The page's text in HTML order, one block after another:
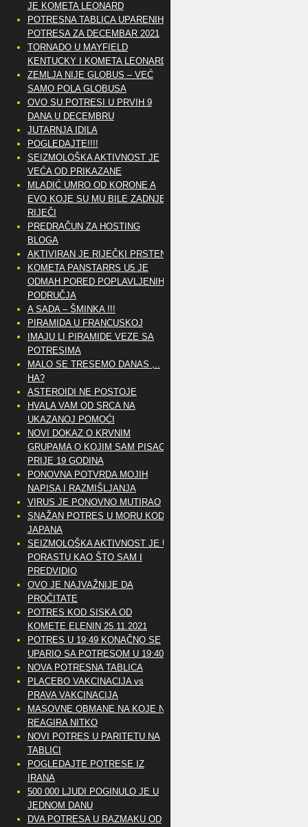
JE KOMETA LEONARD
POTRESNA TABLICA UPARENIH
POTRESA ZA DECEMBAR 2021
TORNADO U MAYFIELD
KENTUCKY I KOMETA LEONARD
ZEMLJA NIJE GLOBUS – VEĆ
SAMO POLA GLOBUSA
OVO SU POTRESI U PRVIH 9
DANA U DECEMBRU
JUTARNJA IDILA
POGLEDAJTE!!!!
SEIZMOLOŠKA AKTIVNOST JE
VEĆA OD PRIKAZANE
MLADIĆ UMRO OD KORONE A
EVO KOJE SU MU BILE ZADNJE
RIJEČI
PREDRAČUN ZA HOSTING
BLOGA
AKTIVIRAN JE RIJEČKI PRSTEN
KOMETA PANSTARRS U5 JE
ODMAH PORED POPLAVLJENIH
PODRUČJA
A SADA – ŠMINKA !!!
PIRAMIDA U FRANCUSKOJ
IMAJU LI PIRAMIDE VEZE SA
POTRESIMA
MALO SE TRESEMO DANAS ,..
HA?
ASTEROIDI NE POSTOJE
HVALA VAM OD SRCA NA
UKAZANOJ POMOĆI
NOVI DOKAZ O KRVNIM
GRUPAMA O KOJIM SAM PISAO
PRIJE 19 GODINA
PONOVNA POTVRDA MOJIH
NAPISA I RAZMIŠLJANJA
VIRUS JE PONOVNO MUTIRAO
SNAŽAN POTRES U MORU KOD
JAPANA
SEIZMOLOŠKA AKTIVNOST JE U
PORASTU KAO ŠTO SAM I
PREDVIDIO
OVO JE NAJVAŽNIJE DA
PROČITATE
POTRES KOD SISKA OD
KOMETE ELENIN 25.11.2021
POTRES U 19:49 KONAČNO SE
UPARIO SA POTRESOM U 19:40
NOVA POTRESNA TABLICA
PLACEBO VAKCINACIJA vs
PRAVA VAKCINACIJA
MASOVNE OBMANE NA KOJE NE
REAGIRA NITKO
NOVI POTRES U PARITETU NA
TABLICI
POGLEDAJTE POTRESE IZ
IRANA
500 000 LJUDI POGINULO JE U
JEDNOM DANU
DVA POTRESA U RAZMAKU OD